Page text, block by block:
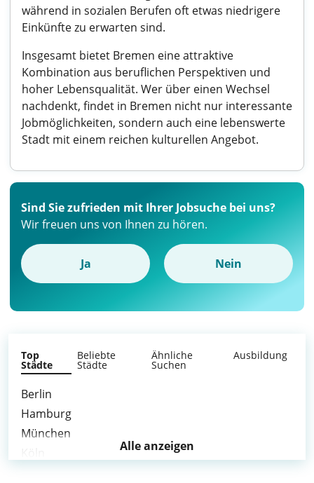
während in sozialen Berufen oft etwas niedrigere
Einkünfte zu erwarten sind.
Insgesamt bietet Bremen eine attraktive
Kombination aus beruflichen Perspektiven und
hoher Lebensqualität. Wer über einen Wechsel
nachdenkt, findet in Bremen nicht nur interessante
Jobmöglichkeiten, sondern auch eine lebenswerte
Stadt mit einem reichen kulturellen Angebot.
Sind Sie zufrieden mit Ihrer Jobsuche bei uns?
Wir freuen uns von Ihnen zu hören.
Ja Nein
Top
Städte
Beliebte
Städte
Ähnliche
Suchen
Ausbildung
Berlin
Hamburg
München
Alle anzeigen